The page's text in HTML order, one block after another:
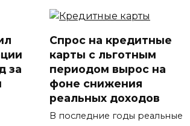
за
Спрос на кредитные
карты с льготным
периодом вырос на
фоне снижения
реальных доходов
В последние годы реальные